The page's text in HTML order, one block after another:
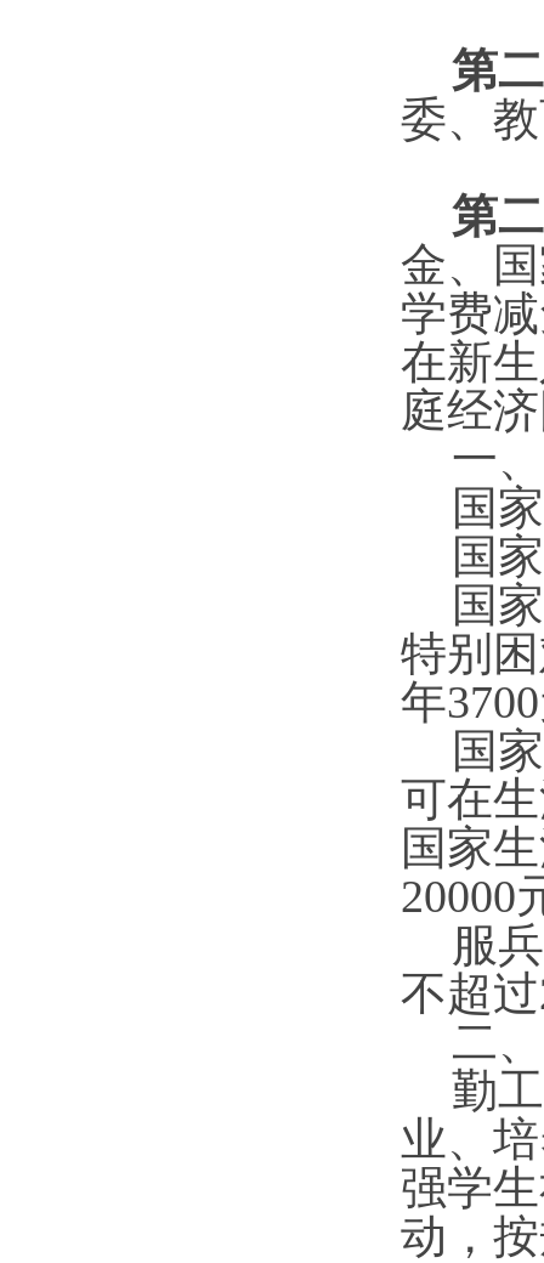
第
委、
第
金、
学费
在新
庭经
一、
国
国
国
特别
年37
国
可在
国家
20000
服
不超过
二
勤
业、
强学
动，